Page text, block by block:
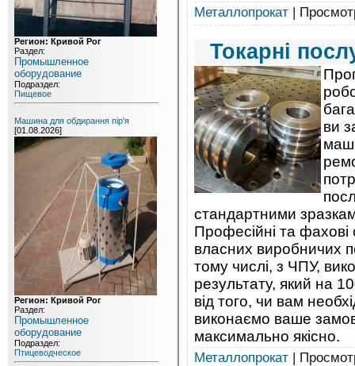
Регион: Кривой Рог
Раздел:
Промышленное
оборудование
Подраздел:
Пищевое
Машина для обдирання пір'я
[01.08.2026]
Регион: Кривой Рог
Раздел:
Промышленное
оборудование
Подраздел:
Птицеводческое
Металлопрокат |
Токарні
ви
стандартними
Професійні та фахові
власних виробничих
тому числі, з ЧПУ,
результату, який на
від того, чи вам
виконаємо ваше
максимально якісно.
Металлопрокат |